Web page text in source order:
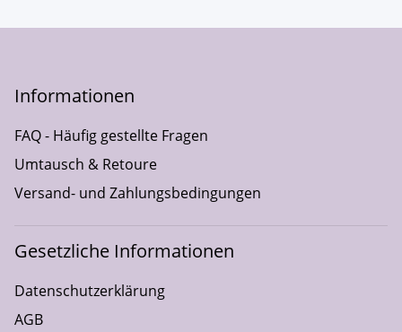
Informationen
FAQ - Häufig gestellte Fragen
Umtausch & Retoure
Versand- und Zahlungsbedingungen
Gesetzliche Informationen
Datenschutzerklärung
AGB